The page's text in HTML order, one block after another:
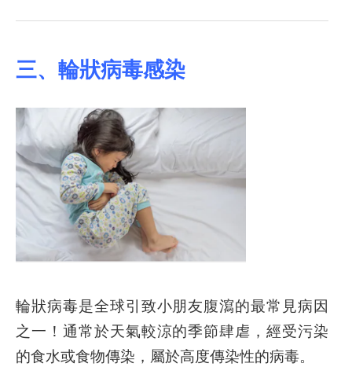
三、輪狀病毒感染
輪狀病毒是全球引致小朋友腹瀉的最常見病因
之一！通常於天氣較涼的季節肆虐，經受污染
的食水或食物傳染，屬於高度傳染性的病毒。